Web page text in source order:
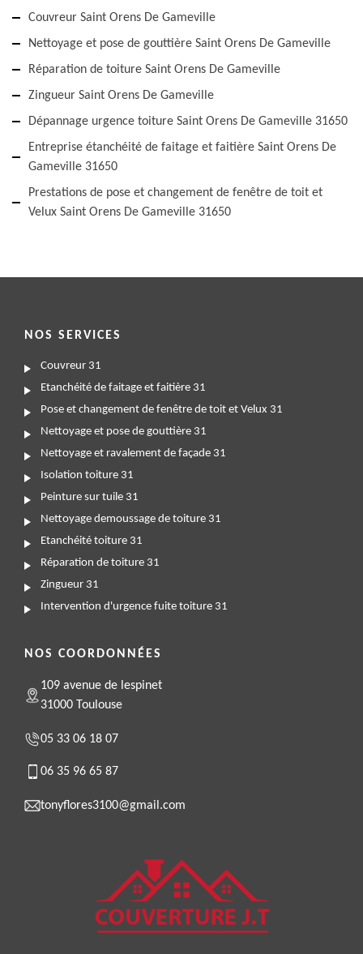
Couvreur Saint Orens De Gameville
Nettoyage et pose de gouttière Saint Orens De Gameville
Réparation de toiture Saint Orens De Gameville
Zingueur Saint Orens De Gameville
Dépannage urgence toiture Saint Orens De Gameville 31650
Entreprise étanchéité de faitage et faitière Saint Orens De
Gameville 31650
Prestations de pose et changement de fenêtre de toit et
Velux Saint Orens De Gameville 31650
NOS SERVICES
Couvreur 31
Etanchéité de faitage et faitière 31
Pose et changement de fenêtre de toit et Velux 31
Nettoyage et pose de gouttière 31
Nettoyage et ravalement de façade 31
Isolation toiture 31
Peinture sur tuile 31
Nettoyage demoussage de toiture 31
Etanchéité toiture 31
Réparation de toiture 31
Zingueur 31
Intervention d'urgence fuite toiture 31
NOS COORDONNÉES
109 avenue de lespinet
31000 Toulouse
05 33 06 18 07
06 35 96 65 87
tonyflores3100@gmail.com